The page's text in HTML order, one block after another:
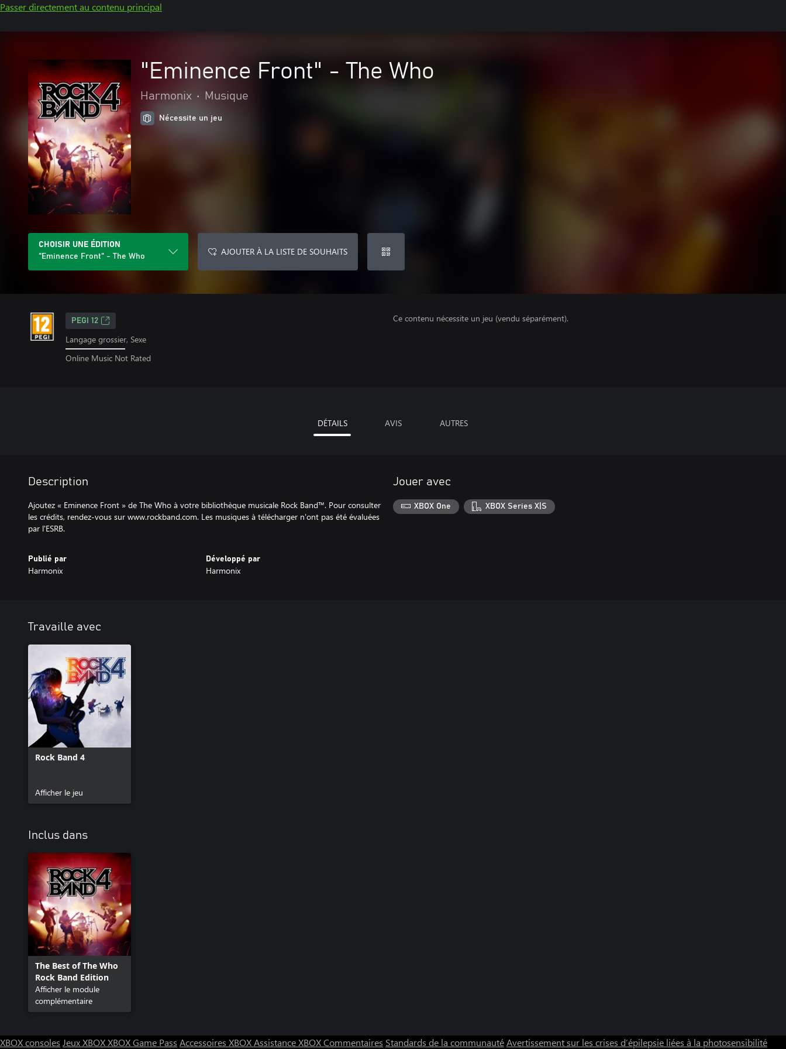
Passer directement au contenu principal
"Eminence Front" - The Who
Harmonix • Musique
Nécessite un jeu
CHOISIR UNE ÉDITION
"Eminence Front" - The Who
AJOUTER À LA LISTE DE SOUHAITS
PEGI 12
Langage grossier, Sexe
Online Music Not Rated
Ce contenu nécessite un jeu (vendu séparément).
DÉTAILS AVIS AUTRES
Description
Ajoutez « Eminence Front » de The Who à votre bibliothèque musicale Rock Band™. Pour consulter
les crédits, rendez-vous sur www.rockband.com. Les musiques à télécharger n'ont pas été évaluées
par l'ESRB.
Publié par
Harmonix
Développé par
Harmonix
Jouer avec
XBOX One XBOX Series X|S
Travaille avec
Rock Band 4
Afficher le jeu
Inclus dans
The Best of The Who
Rock Band Edition
Afficher le module
complémentaire
XBOX consoles Jeux XBOXXBOX Game Pass Accessoires XBOXAssistance XBOXCommentaires Standards de la communautéAvertissement sur les crises d’épilepsie liées à la photosensibilité